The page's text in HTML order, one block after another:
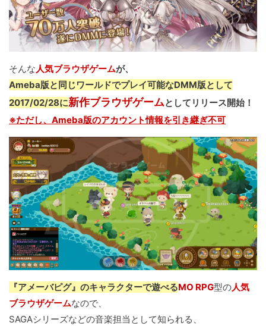
そんな人気ブラウザゲームが、
Ameba版と同じワールドでプレイ可能なDMM版として
2017/02/28に新作ブラウザゲームとしてリリース開始！
※ただし、Ameba版のアカウント情報を引き継ぎ不可
『アメーバピグ』のキャラクターで遊べるMO RPG型の人気
ブラウザゲームなので、
SAGAシリーズなどの音楽担当として知られる、